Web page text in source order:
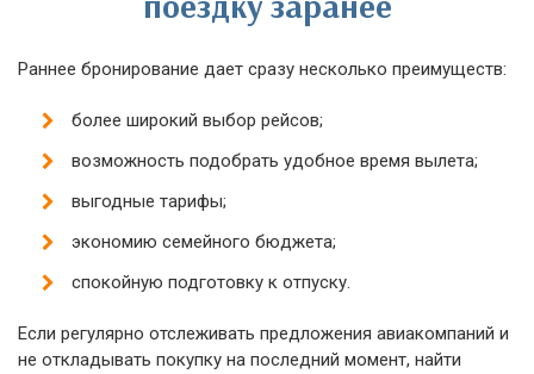
Раннее бронирование дает сразу несколько преимуществ:
более широкий выбор рейсов;
возможность подобрать удобное время вылета;
выгодные тарифы;
экономию семейного бюджета;
спокойную подготовку к отпуску.
Если регулярно отслеживать предложения авиакомпаний и
не откладывать покупку на последний момент, найти